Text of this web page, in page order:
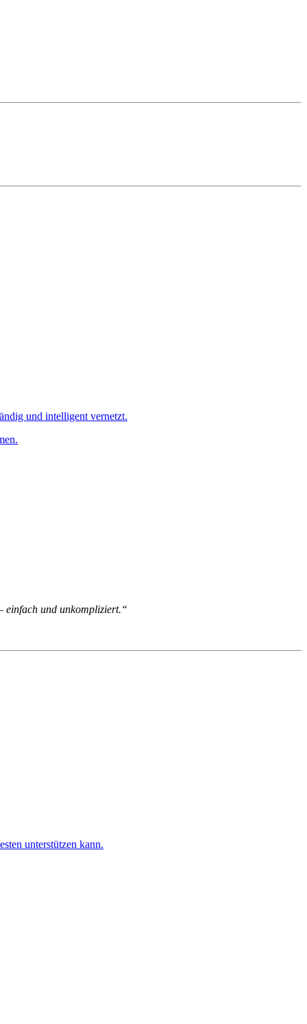
und intelligent vernetzt.
einfach und unkompliziert.“
unterstützen kann.